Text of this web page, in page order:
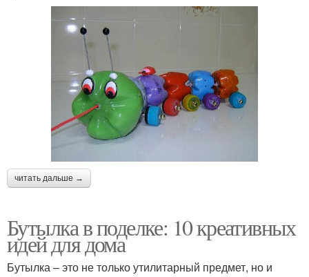
читать дальше →
Бутылка в поделке: 10 креативных
идей для дома
Бутылка – это не только утилитарный предмет, но и